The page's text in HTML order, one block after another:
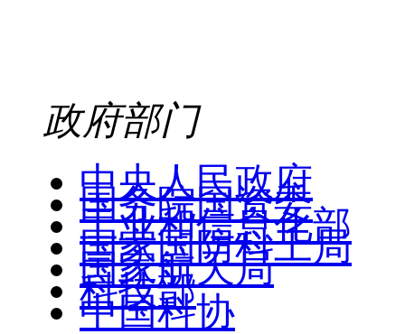
政府部门
中央人民政府
国务院国资委
工业和信息化部
国家国防科工局
国家航天局
科技部
中国科协